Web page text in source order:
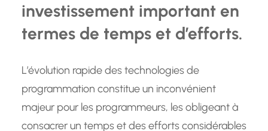
investissement important en
termes de temps et d’efforts.
L’évolution rapide des technologies de
programmation constitue un inconvénient
majeur pour les programmeurs, les obligeant à
consacrer un temps et des efforts considérables